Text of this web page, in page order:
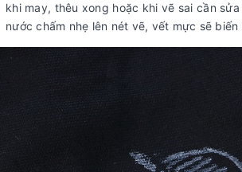
khi may, thêu xong hoặc khi vẽ sai cần
nước chấm nhẹ lên nét vẽ, vết mực sẽ biến